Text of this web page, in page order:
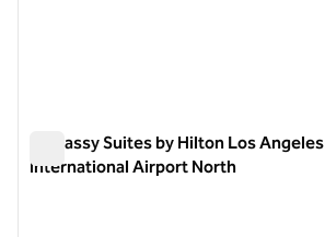
Embassy Suites by Hilton Los Angeles
International Airport North